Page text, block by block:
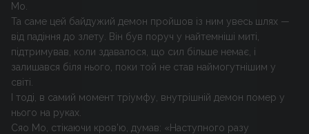
Мо.
Та саме цей байдужий демон пройшов із ним увесь шлях —
від падіння до злету. Він був поруч у найтемніші миті,
підтримував, коли здавалося, що сил більше немає, і
залишався біля нього, поки той не став наймогутнішим у
світі.
І тоді, в самий момент тріумфу, внутрішній демон помер у
нього на руках.
Сяо Мо, стікаючи кров’ю, думав: «Наступного разу